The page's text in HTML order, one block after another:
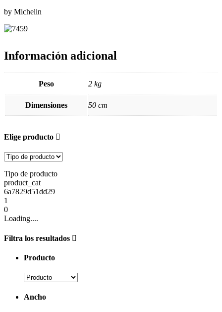
by Michelin
Información adicional
Peso 2 kg
Dimensiones 50 cm
Elige producto
Tipo de producto
product_cat
6a7829d51dd29
1
0
Loading....
Filtra los resultados
Producto
Ancho